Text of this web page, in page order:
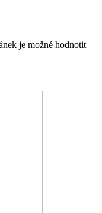
je možné hodnotit